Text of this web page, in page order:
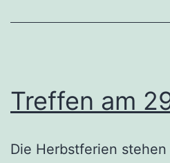
Treffen am
Die Herbstferien